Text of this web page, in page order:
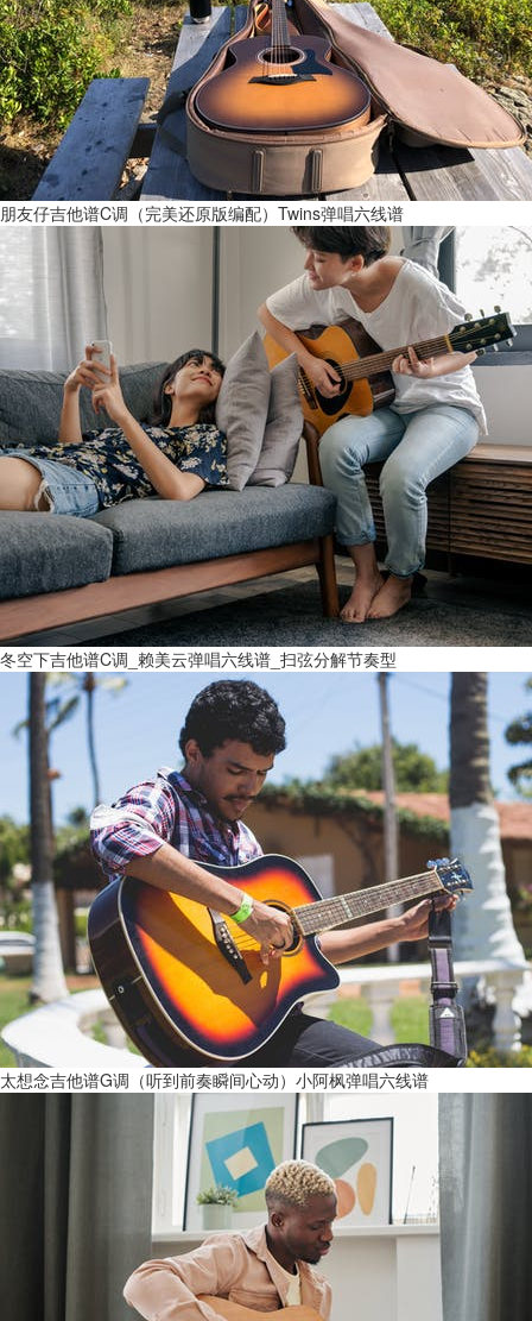
朋友仔吉他谱C调（完美还原版编配）Twins弹唱六线谱
冬空下吉他谱C调_赖美云弹唱六线谱_扫弦分解节奏型
太想念吉他谱G调（听到前奏瞬间心动）小阿枫弹唱六线谱